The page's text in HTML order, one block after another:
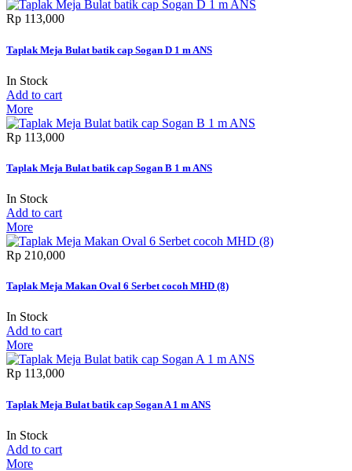
Rp‎ 113,000
Taplak Meja Bulat batik cap Sogan D 1 m ANS
In Stock
Add to cart
More
Rp‎ 113,000
Taplak Meja Bulat batik cap Sogan B 1 m ANS
In Stock
Add to cart
More
Rp‎ 210,000
Taplak Meja Makan Oval 6 Serbet cocoh MHD (8)
In Stock
Add to cart
More
Rp‎ 113,000
Taplak Meja Bulat batik cap Sogan A 1 m ANS
In Stock
Add to cart
More